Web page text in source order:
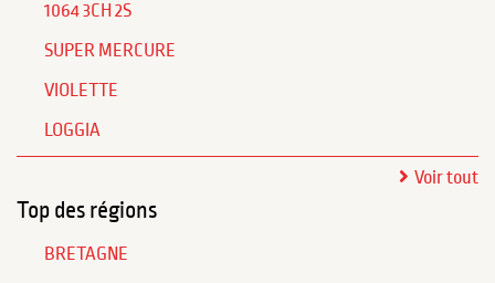
1064 3CH 2S
SUPER MERCURE
VIOLETTE
LOGGIA
Voir tout
Top des régions
BRETAGNE